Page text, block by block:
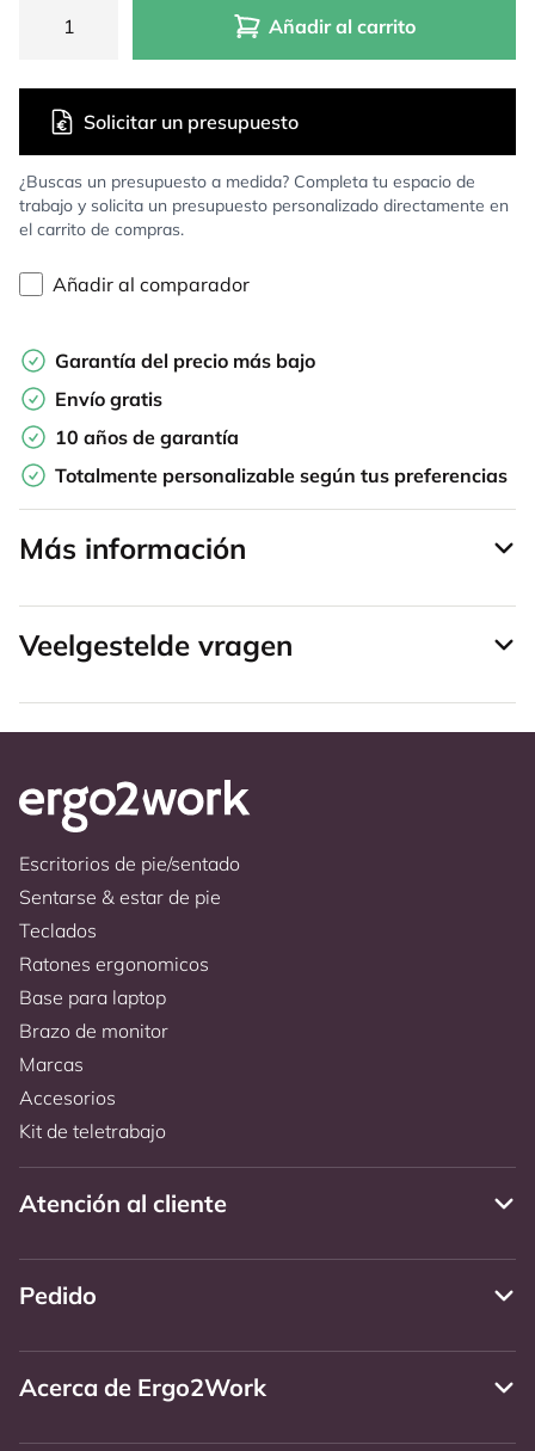
Añadir al carrito
¿Buscas un presupuesto a medida? Completa tu espacio de
trabajo y solicita un presupuesto personalizado directamente en
el carrito de compras.
Solicitar un presupuesto
Añadir al comparador
Garantía del precio más bajo
Envío gratis
10 años de garantía
Totalmente personalizable según tus preferencias
Más información
Veelgestelde vragen
Escritorios de pie/sentado
Sentarse & estar de pie
Teclados
Ratones ergonomicos
Base para laptop
Brazo de monitor
Marcas
Accesorios
Kit de teletrabajo
Atención al cliente
Pedido
Acerca de Ergo2Work